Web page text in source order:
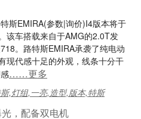
斯EMIRA(参数|询价)I4版本将于
该车搭载来自于AMG的2.0T发
。路特斯EMIRA承袭了纯电动
现代感十足的外观，线条十分干
……更多
,灯组,一亮,造型,版本,特斯